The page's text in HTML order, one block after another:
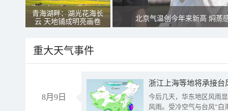
青海湖畔：湖光花海长
云 天地铺成明亮画卷
北京气温创今年来新高 焖蒸
重大天气事件
8月9日
浙江上海等地将承接台
今后几天，华东地区风雨
风雨。受冷空气与台风“白